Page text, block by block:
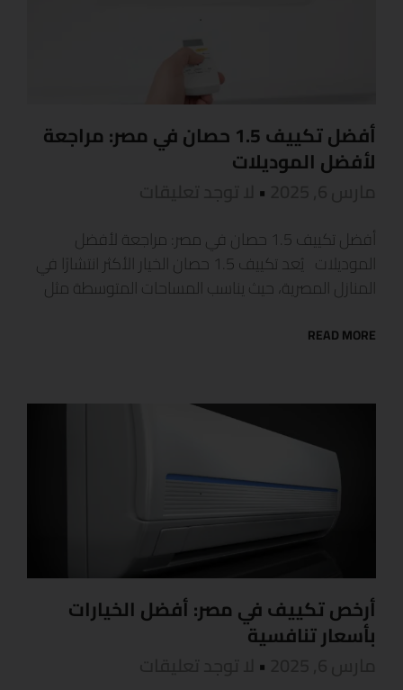
أفضل تكييف 1.5 حصان في مصر: مراجعة
لأفضل الموديلات
أفضل تكييف 1.5 حصان في مصر: مراجعة لأفضل
الموديلات يُعد تكييف 1.5 حصان الخيار الأكثر انتشارًا في
المنازل المصرية، حيث يناسب المساحات المتوسطة مثل
READ MORE
أرخص تكييف في مصر: أفضل الخيارات
بأسعار تنافسية